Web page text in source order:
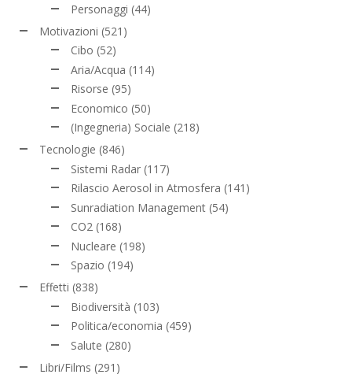
Personaggi (44)
Motivazioni (521)
Cibo (52)
Aria/Acqua (114)
Risorse (95)
Economico (50)
(Ingegneria) Sociale (218)
Tecnologie (846)
Sistemi Radar (117)
Rilascio Aerosol in Atmosfera (141)
Sunradiation Management (54)
CO2 (168)
Nucleare (198)
Spazio (194)
Effetti (838)
Biodiversità (103)
Politica/economia (459)
Salute (280)
Libri/Films (291)